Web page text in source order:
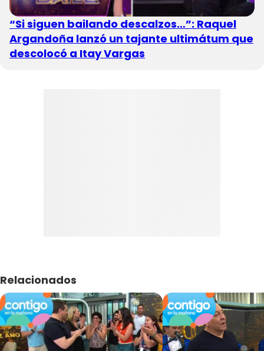
“Si siguen bailando descalzos…”: Raquel
Argandoña lanzó un tajante ultimátum que
descolocó a Itay Vargas
Relacionados